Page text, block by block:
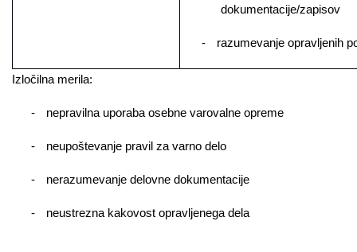
dokumentacije/zapisov
- ­razumevanje opravljenih
Izločilna merila:
- nepravilna uporaba osebne varovalne opreme
- neupoštevanje pravil za varno delo
- nerazumevanje delovne dokumentacije
- neustrezna kakovost opravljenega dela